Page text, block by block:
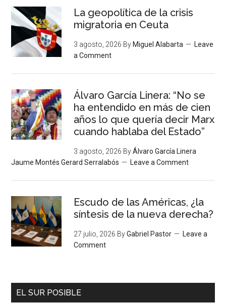
La geopolítica de la crisis
migratoria en Ceuta
3 agosto, 2026 By Miguel Alabarta
Leave
a Comment
Álvaro García Linera: “No se
ha entendido en más de cien
años lo que quería decir Marx
cuando hablaba del Estado”
3 agosto, 2026 ByÁlvaro García Linera
Jaume Montés Gerard Serralabós
Leave a Comment
Escudo de las Américas, ¿la
síntesis de la nueva derecha?
27 julio, 2026 ByGabriel Pastor
Leave a
Comment
EL SUR POSIBLE